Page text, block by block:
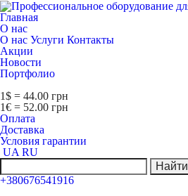
Главная
О нас
О нас Услуги Контакты
Акции
Новости
Портфолио
1$ = 44.00 грн
1€ = 52.00 грн
Оплата
Доставка
Условия гарантии
UA RU
Найти
+380676541916